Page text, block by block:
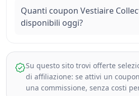
Quanti coupon Vestiaire
disponibili oggi?
Su questo sito trovi offerte
di affiliazione: se attivi un
una commissione, senza costi